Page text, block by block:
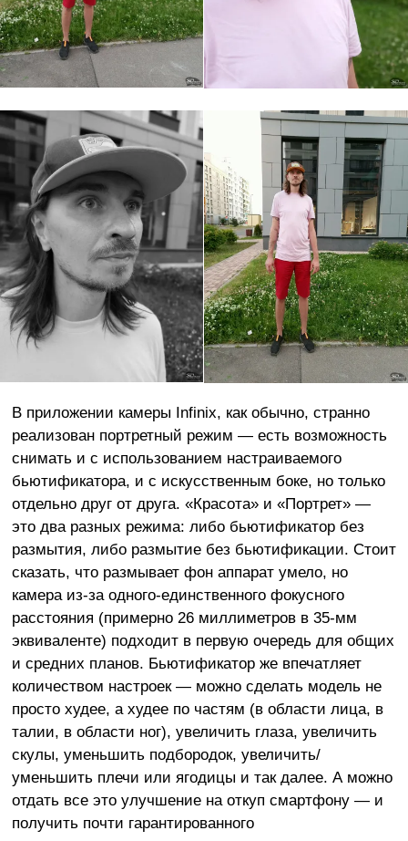
В приложении камеры Infinix, как обычно, странно
реализован портретный режим — есть возможность
снимать и с использованием настраиваемого
бьютификатора, и с искусственным боке, но только
отдельно друг от друга. «Красота» и «Портрет» —
это два разных режима: либо бьютификатор без
размытия, либо размытие без бьютификации. Стоит
сказать, что размывает фон аппарат умело, но
камера из-за одного-единственного фокусного
расстояния (примерно 26 миллиметров в 35-мм
эквиваленте) подходит в первую очередь для общих
и средних планов. Бьютификатор же впечатляет
количеством настроек — можно сделать модель не
просто худее, а худее по частям (в области лица, в
талии, в области ног), увеличить глаза, увеличить
скулы, уменьшить подбородок, увеличить/
уменьшить плечи или ягодицы и так далее. А можно
отдать все это улучшение на откуп смартфону — и
получить почти гарантированного